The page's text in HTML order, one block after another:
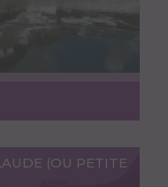
(OU PETITE